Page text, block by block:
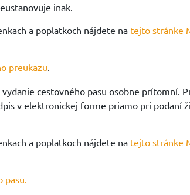
inak.
a poplatkoch nájdete na tejto stránke
preukazu.
cestovného pasu osobne prítomní.
v elektronickej forme priamo pri podaní
a poplatkoch nájdete na tejto stránke
pasu.